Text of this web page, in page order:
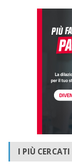
Endodonzia -
Ortodonzia
Odontoiatria
Terapia
Igiene orale e
Gnatologia e
Studi dentistici
I PIÙ CERCATI